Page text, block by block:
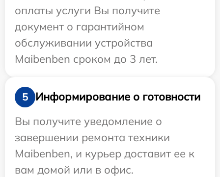
оплаты услуги Вы получите
документ о гарантийном
обслуживании устройства
Maibenben сроком до 3 лет.
5
Информирование о готовности
Вы получите уведомление о
завершении ремонта техники
Maibenben, и курьер доставит ее к
вам домой или в офис.